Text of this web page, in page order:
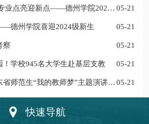
05-21
德州学院喜迎2024级新生 05-21
察 05-21
！学校945名大学生赴基层支教 05-21
05-21
快速导航